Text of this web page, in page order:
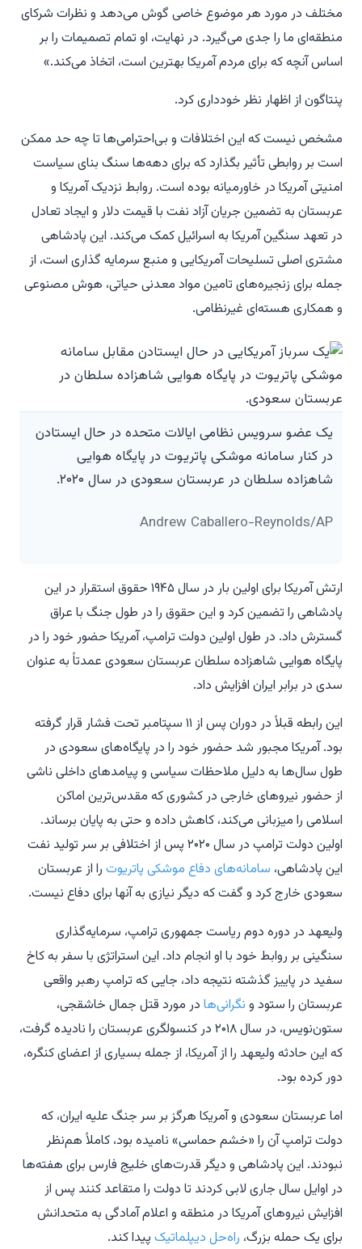
مختلف در مورد هر موضوع خاصی گوش می‌دهد و نظرات شرکای
منطقه‌ای ما را جدی می‌گیرد. در نهایت، او تمام تصمیمات را بر
اساس آنچه که برای مردم آمریکا بهترین است، اتخاذ می‌کند.»
پنتاگون از اظهار نظر خودداری کرد.
مشخص نیست که این اختلافات و بی‌احترامی‌ها تا چه حد ممکن
است بر روابطی تأثیر بگذارد که برای دهه‌ها سنگ بنای سیاست
امنیتی آمریکا در خاورمیانه بوده است. روابط نزدیک آمریکا و
عربستان به تضمین جریان آزاد نفت با قیمت دلار و ایجاد تعادل
در تعهد سنگین آمریکا به اسرائیل کمک می‌کند. این پادشاهی
مشتری اصلی تسلیحات آمریکایی و منبع سرمایه گذاری است، از
جمله برای زنجیره‌های تامین مواد معدنی حیاتی، هوش مصنوعی
و همکاری هسته‌ای غیرنظامی.
یک عضو سرویس نظامی ایالات متحده در حال ایستادن
در کنار سامانه موشکی پاتریوت در پایگاه هوایی
شاهزاده سلطان در عربستان سعودی در سال ۲۰۲۰.
Andrew Caballero-Reynolds/AP
ارتش آمریکا برای اولین بار در سال ۱۹۴۵ حقوق استقرار در این
پادشاهی را تضمین کرد و این حقوق را در طول جنگ با عراق
گسترش داد. در طول اولین دولت ترامپ، آمریکا حضور خود را در
پایگاه هوایی شاهزاده سلطان عربستان سعودی عمدتاً به عنوان
سدی در برابر ایران افزایش داد.
این رابطه قبلاً در دوران پس از ۱۱ سپتامبر تحت فشار قرار گرفته
بود. آمریکا مجبور شد حضور خود را در پایگاه‌های سعودی در
طول سال‌ها به دلیل ملاحظات سیاسی و پیامدهای داخلی ناشی
از حضور نیروهای خارجی در کشوری که مقدس‌ترین اماکن
اسلامی را میزبانی می‌کند، کاهش داده و حتی به پایان برساند.
اولین دولت ترامپ در سال ۲۰۲۰ پس از اختلافی بر سر تولید نفت
این پادشاهی، سامانه‌های دفاع موشکی پاتریوت را از عربستان
سعودی خارج کرد و گفت که دیگر نیازی به آنها برای دفاع نیست.
ولیعهد در دوره دوم ریاست جمهوری ترامپ، سرمایه‌گذاری
سنگینی بر روابط خود با او انجام داد. این استراتژی با سفر به کاخ
سفید در پاییز گذشته نتیجه داد، جایی که ترامپ رهبر واقعی
عربستان را ستود و نگرانی‌ها در مورد قتل جمال خاشقجی،
ستون‌نویس، در سال ۲۰۱۸ در کنسولگری عربستان را نادیده گرفت،
که این حادثه ولیعهد را از آمریکا، از جمله بسیاری از اعضای کنگره،
دور کرده بود.
اما عربستان سعودی و آمریکا هرگز بر سر جنگ علیه ایران، که
دولت ترامپ آن را «خشم حماسی» نامیده بود، کاملاً هم‌نظر
نبودند. این پادشاهی و دیگر قدرت‌های خلیج فارس برای هفته‌ها
در اوایل سال جاری لابی کردند تا دولت را متقاعد کنند پس از
افزایش نیروهای آمریکا در منطقه و اعلام آمادگی به متحدانش
برای یک حمله بزرگ، راه‌حل دیپلماتیک پیدا کند.